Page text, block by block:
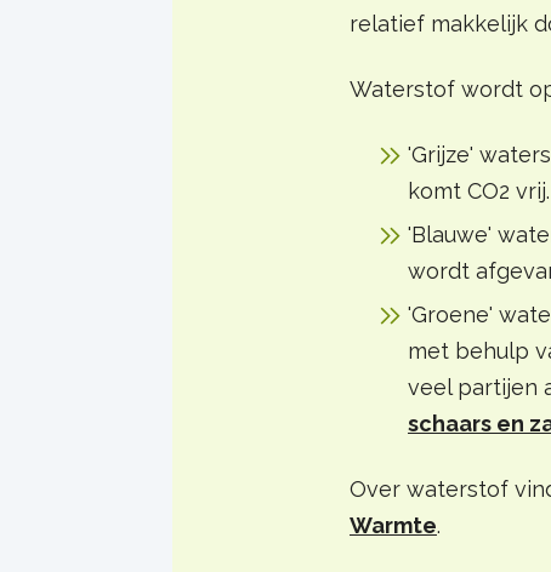
relatief makkelijk
Waterstof wordt
'Grijze'
komt CO2
'Blauwe'
wordt
'Groene'
met behulp
veel partijen
schaars en
Over waterstof
Warmte.